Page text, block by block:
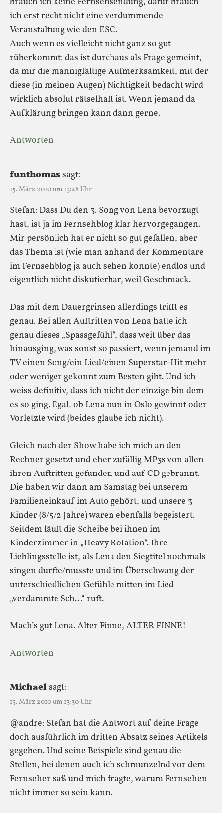
ich erst recht nicht eine verdummende
Veranstaltung wie den ESC.
Auch wenn es vielleicht nicht ganz so gut
rüberkommt: das ist durchaus als Frage gemeint,
da mir die mannigfaltige Aufmerksamkeit, mit der
diese (in meinen Augen) Nichtigkeit bedacht wird
wirklich absolut rätselhaft ist. Wenn jemand da
Aufklärung bringen kann dann gerne.
Antworten
funthomassagt:
15. März 2010 um 13:28 Uhr
Stefan: Dass Du den 3. Song von Lena bevorzugt
hast, ist ja im Fernsehblog klar hervorgegangen.
Mir persönlich hat er nicht so gut gefallen, aber
das Thema ist (wie man anhand der Kommentare
im Fernsehblog ja auch sehen konnte) endlos und
eigentlich nicht diskutierbar, weil Geschmack.
Das mit dem Dauergrinsen allerdings trifft es
genau. Bei allen Auftritten von Lena hatte ich
genau dieses „Spassgefühl“, dass weit über das
hinausging, was sonst so passiert, wenn jemand im
TV einen Song/ein Lied/einen Superstar-Hit mehr
oder weniger gekonnt zum Besten gibt. Und ich
weiss definitiv, dass ich nicht der einzige bin dem
es so ging. Egal, ob Lena nun in Oslo gewinnt oder
Vorletzte wird (beides glaube ich nicht).
Gleich nach der Show habe ich mich an den
Rechner gesetzt und eher zufällig MP3s von allen
ihren Auftritten gefunden und auf CD gebrannt.
Die haben wir dann am Samstag bei unserem
Familieneinkauf im Auto gehört, und unsere 3
Kinder (8/5/2 Jahre) waren ebenfalls begeistert.
Seitdem läuft die Scheibe bei ihnen im
Kinderzimmer in „Heavy Rotation“. Ihre
Lieblingsstelle ist, als Lena den Siegtitel nochmals
singen durfte/musste und im Überschwang der
unterschiedlichen Gefühle mitten im Lied
„verdammte Sch…“ ruft.
Mach’s gut Lena. Alter Finne, ALTER FINNE!
Antworten
Michaelsagt:
15. März 2010 um 13:30 Uhr
@andre: Stefan hat die Antwort auf deine Frage
doch ausführlich im dritten Absatz seines Artikels
gegeben. Und seine Beispiele sind genau die
Stellen, bei denen auch ich schmunzelnd vor dem
Fernseher saß und mich fragte, warum Fernsehen
nicht immer so sein kann.